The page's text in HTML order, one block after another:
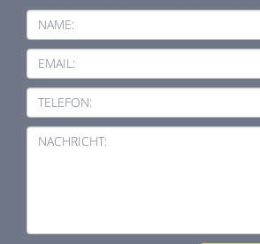
NAME:
EMAIL:
TELEFON:
NACHRICHT: